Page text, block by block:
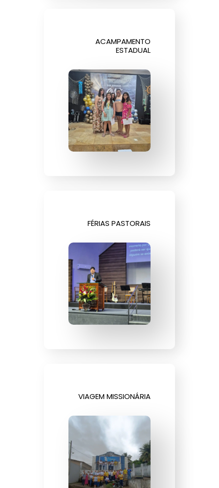
ACAMPAMENTO
ESTADUAL
FÉRIAS PASTORAIS
VIAGEM MISSIONÁRIA